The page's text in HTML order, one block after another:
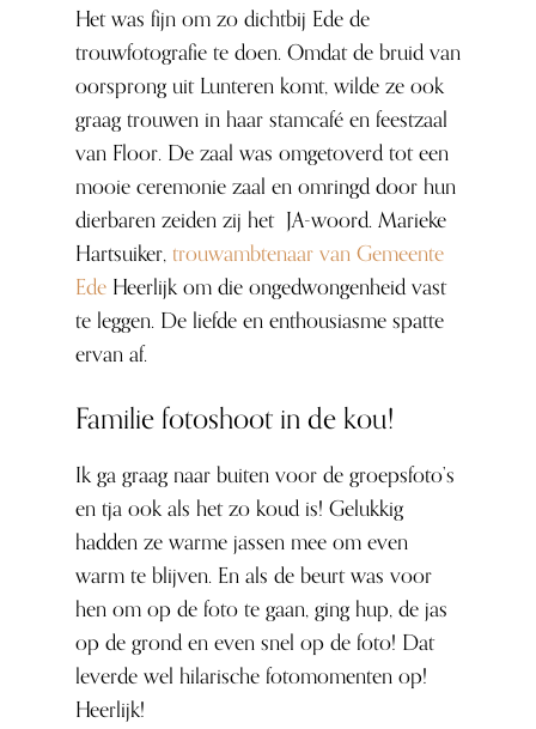
Het was fijn om zo dichtbij Ede de
trouwfotografie te doen. Omdat de bruid van
oorsprong uit Lunteren komt, wilde ze ook
graag trouwen in haar stamcafé en feestzaal
van Floor. De zaal was omgetoverd tot een
mooie ceremonie zaal en omringd door hun
dierbaren zeiden zij het JA-woord. Marieke
Hartsuiker,trouwambtenaar van Gemeente
EdeHeerlijk om die ongedwongenheid vast
te leggen. De liefde en enthousiasme spatte
ervan af.
Familie fotoshoot in de kou!
Ik ga graag naar buiten voor de groepsfoto’s
en tja ook als het zo koud is! Gelukkig
hadden ze warme jassen mee om even
warm te blijven. En als de beurt was voor
hen om op de foto te gaan, ging hup, de jas
op de grond en even snel op de foto! Dat
leverde wel hilarische fotomomenten op!
Heerlijk!